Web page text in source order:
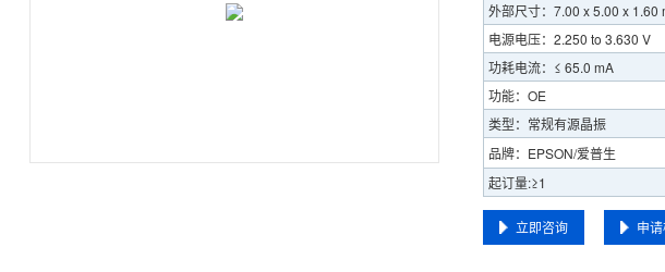
外部尺寸：7.00 x 5.00 x 1.60
电源电压：2.250 to 3.630 V
功耗电流：≤ 65.0 mA
功能：OE
类型：常规有源晶振
品牌：EPSON/爱普生
起订量:≥1
立即咨询 申